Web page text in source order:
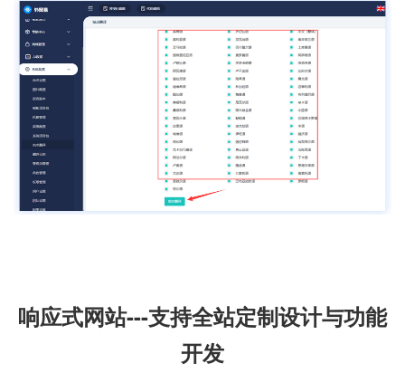
响应式网站---支持全站定制设计与功能
开发